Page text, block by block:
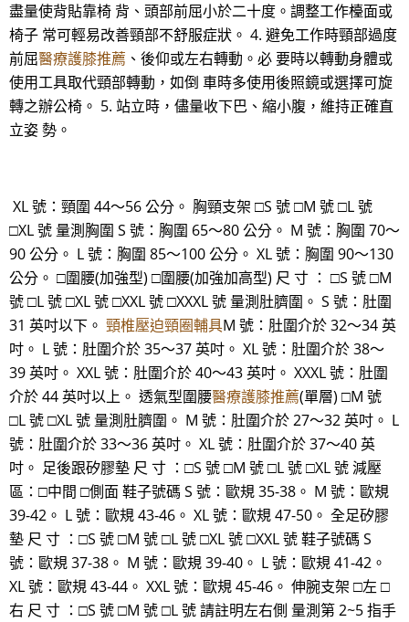
盡量使背貼靠椅 背、頭部前屈小於二十度。調整工作檯面或
椅子 常可輕易改善頸部不舒服症狀。 4. 避免工作時頸部過度
前屈醫療護膝推薦 、後仰或左右轉動。必 要時以轉動身體或
使用工具取代頸部轉動，如倒 車時多使用後照鏡或選擇可旋
轉之辦公椅。 5. 站立時，儘量收下巴、縮小腹，維持正確直
立姿 勢。
XL 號：頸圍 44～56 公分。 胸頸支架 □S 號 □M 號 □L 號
□XL 號 量測胸圍 S 號：胸圍 65～80 公分。 M 號：胸圍 70～
90 公分。 L 號：胸圍 85～100 公分。 XL 號：胸圍 90～130
公分。 □圍腰(加強型) □圍腰(加強加高型) 尺 寸 ： □S 號 □M
號 □L 號 □XL 號 □XXL 號 □XXXL 號 量測肚臍圍。 S 號：肚圍
31 英吋以下。 頸椎壓迫頸圈輔具M 號：肚圍介於 32～34 英
吋。 L 號：肚圍介於 35～37 英吋。 XL 號：肚圍介於 38～
39 英吋。 XXL 號：肚圍介於 40～43 英吋。 XXXL 號：肚圍
介於 44 英吋以上。 透氣型圍腰醫療護膝推薦(單層) □M 號
□L 號 □XL 號 量測肚臍圍。 M 號：肚圍介於 27～32 英吋。 L
號：肚圍介於 33～36 英吋。 XL 號：肚圍介於 37～40 英
吋。 足後跟矽膠墊 尺 寸 ：□S 號 □M 號 □L 號 □XL 號 減壓
區：□中間 □側面 鞋子號碼 S 號：歐規 35-38。 M 號：歐規
39-42。 L 號：歐規 43-46。 XL 號：歐規 47-50。 全足矽膠
墊 尺 寸 ：□S 號 □M 號 □L 號 □XL 號 □XXL 號 鞋子號碼 S
號：歐規 37-38。 M 號：歐規 39-40。 L 號：歐規 41-42。
XL 號：歐規 43-44。 XXL 號：歐規 45-46。 伸腕支架 □左 □
右 尺 寸 ：□S 號 □M 號 □L 號 請註明左右側 量測第 2~5 指手